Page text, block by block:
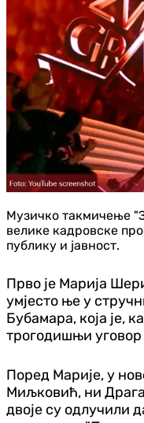
Музичко такмичење
велике кадровске
публику и јавност.
Прво је Марија
умјесто ње у
Бубамара, која је,
трогодишњи
Поред Марије, у
Миљковић, ни
двоје су одлучили